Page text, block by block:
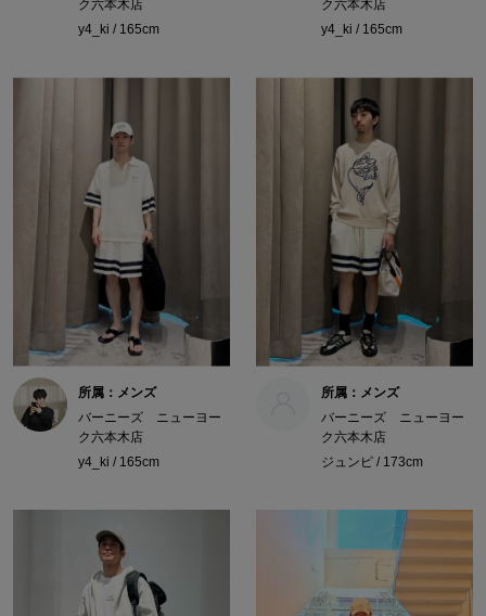
ク六本木店
y4_ki / 165cm
ク六本木店
y4_ki / 165cm
所属：メンズ
バーニーズ ニューヨー
ク六本木店
y4_ki / 165cm
所属：メンズ
バーニーズ ニューヨー
ク六本木店
ジュンピ / 173cm